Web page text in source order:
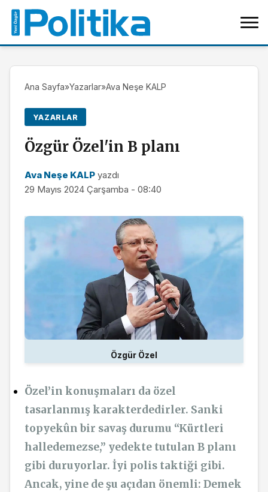
Ana Sayfa»Yazarlar»Ava Neşe KALP
YAZARLAR
Özgür Özel'in B planı
Ava Neşe KALP yazdı
29 Mayıs 2024 Çarşamba - 08:40
Özgür Özel
Özel’in konuşmaları da özel
tasarlanmış karakterdedirler. Sanki
topyekûn bir savaş durumu “Kürtleri
halledemezse,” yedekte tutulan B planı
gibi duruyorlar. İyi polis taktiği gibi.
Ancak, yine de şu açıdan önemli: Demek